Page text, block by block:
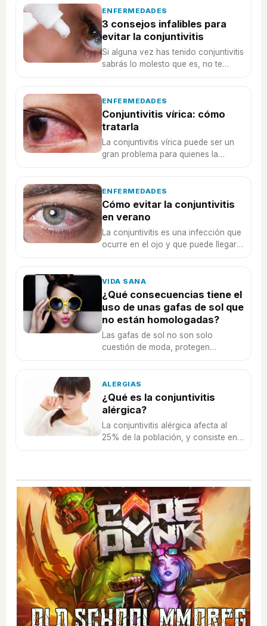
ENFERMEDADES
3 consejos infalibles para
evitar la conjuntivitis
Si alguna vez has tenido conjuntivitis
sabrás lo molesto que es, no te
ENFERMEDADES
Conjuntivitis vírica: cómo
tratarla
La conjuntivitis vírica puede ser un
gran problema para quienes la
ENFERMEDADES
Cómo evitar la conjuntivitis
en verano
La conjuntivitis es una infección que
ocurre en el ojo y que puede llegar a
tratamiento.
VIDA SANA
¿Qué consecuencias tiene el
uso de unas gafas de sol que
no están homologadas?
Las gafas de sol no son solo
cuestión de moda, protegen
de sol inadecuadas.
ALERGIAS
¿Qué es la conjuntivitis
alérgica?
La conjuntivitis alérgica afecta al
25% de la población, y consiste en